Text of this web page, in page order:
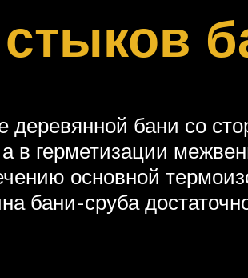
деревянной бани со
в герметизации
основной
бани-сруба